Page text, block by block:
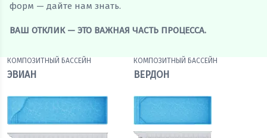
форм — дайте нам знать.
ВАШ ОТКЛИК — ЭТО ВАЖНАЯ ЧАСТЬ ПРОЦЕССА.
КОМПОЗИТНЫЙ БАССЕЙН
ЭВИАН
КОМПОЗИТНЫЙ БАССЕЙН
ВЕРДОН